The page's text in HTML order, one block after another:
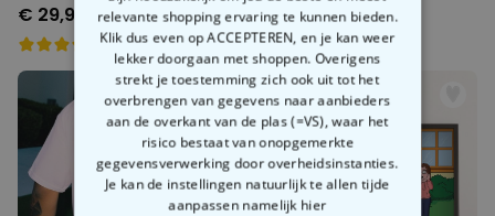
€ 29,99 € 29,99
relevante shopping ervaring te kunnen bieden.
Klik dus even op ACCEPTEREN, en je kan weer
lekker doorgaan met shoppen. Overigens
strekt je toestemming zich ook uit tot het
overbrengen van gegevens naar aanbieders
aan de overkant van de plas (=VS), waar het
risico bestaat van onopgemerkte
gegevensverwerking door overheidsinstanties.
Je kan de instellingen natuurlijk te allen tijde
aanpassen namelijk hier